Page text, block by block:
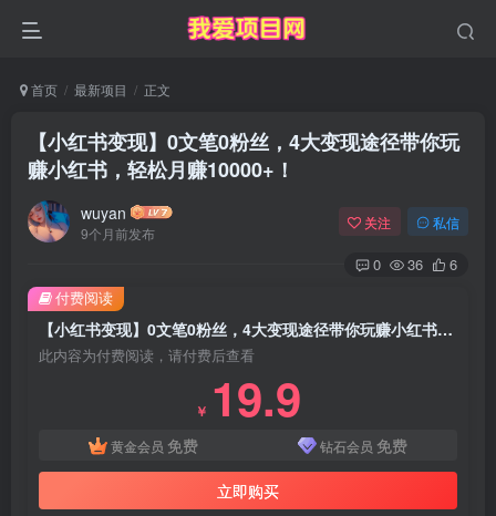
首页 最新项目 正文
【小红书变现】0文笔0粉丝，4大变现途径带你玩
赚小红书，轻松月赚10000+！
wuyan
9个月前发布
关注 私信
0 36 6
【小红书变现】0文笔0粉丝，4大变现途径带你玩赚小红书，轻松月赚10000+！
此内容为付费阅读，请付费后查看
￥ 19.9
黄金会员 免费 钻石会员 免费
立即购买
付费阅读